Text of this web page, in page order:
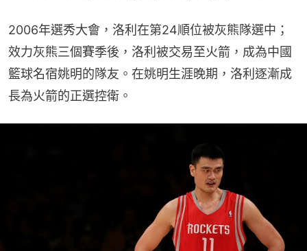
2006年選秀大會，洛利在第24順位被灰熊隊選中；
效力灰熊三個賽季後，洛利被交易至火箭，成為中國
籃球名宿姚明的隊友。在姚明生涯晚期，洛利逐漸成
長為火箭的正選控衛。